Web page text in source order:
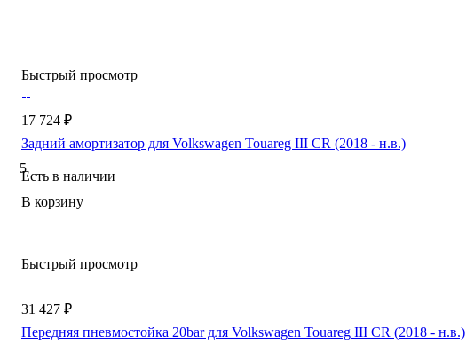
Быстрый просмотр
17 724 ₽
Задний амортизатор для Volkswagen Touareg III CR (2018 - н.в.)
5
Есть в наличии
В корзину
Быстрый просмотр
31 427 ₽
Передняя пневмостойка 20bar для Volkswagen Touareg III CR (2018 - н.в.)